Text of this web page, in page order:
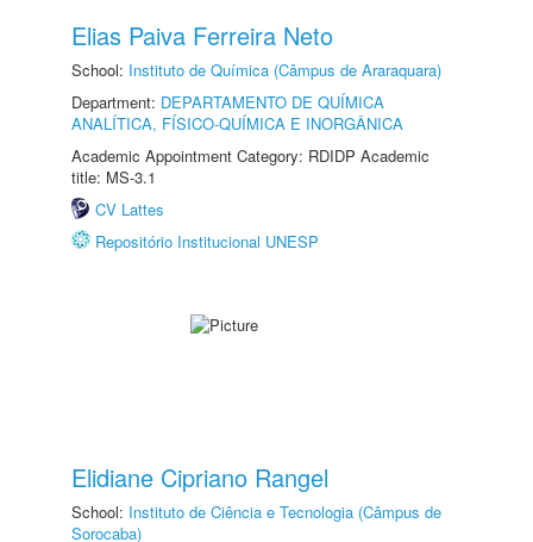
Elias Paiva Ferreira Neto
School: Instituto de Química (Câmpus de Araraquara)
Department: DEPARTAMENTO DE QUÍMICA
ANALÍTICA, FÍSICO-QUÍMICA E INORGÂNICA
Academic Appointment Category: RDIDP Academic
title: MS-3.1
CV Lattes
Repositório Institucional UNESP
Elidiane Cipriano Rangel
School: Instituto de Ciência e Tecnologia (Câmpus de
Sorocaba)